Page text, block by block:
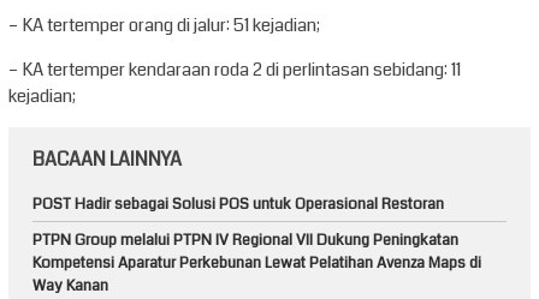
– KA tertemper orang di jalur: 51 kejadian;
– KA tertemper kendaraan roda 2 di perlintasan sebidang: 11
kejadian;
BACAAN LAINNYA
POST Hadir sebagai Solusi POS untuk Operasional Restoran
PTPN Group melalui PTPN IV Regional VII Dukung Peningkatan
Kompetensi Aparatur Perkebunan Lewat Pelatihan Avenza Maps di
Way Kanan